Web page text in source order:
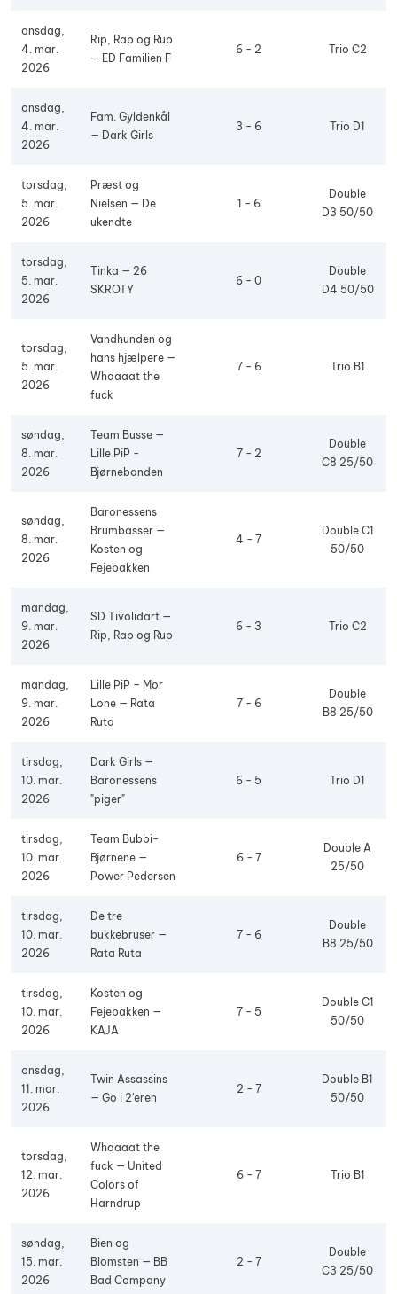
onsdag,
4. mar.
2026
Rip, Rap og Rup
— ED Familien F
6 - 2 Trio C2
onsdag,
4. mar.
2026
Fam. Gyldenkål
— Dark Girls
3 - 6 Trio D1
torsdag,
5. mar.
2026
Præst og
Nielsen — De
ukendte
1 - 6
Double
D3 50/50
torsdag,
5. mar.
2026
Tinka — 26
SKROTY
6 - 0
Double
D4 50/50
torsdag,
5. mar.
2026
Vandhunden og
hans hjælpere —
Whaaaat the
fuck
7 - 6 Trio B1
søndag,
8. mar.
2026
Team Busse —
Lille PiP -
Bjørnebanden
7 - 2
Double
C8 25/50
søndag,
8. mar.
2026
Baronessens
Brumbasser —
Kosten og
Fejebakken
4 - 7
Double C1
50/50
mandag,
9. mar.
2026
SD Tivolidart —
Rip, Rap og Rup
6 - 3 Trio C2
mandag,
9. mar.
2026
Lille PiP – Mor
Lone — Rata
Ruta
7 - 6
Double
B8 25/50
tirsdag,
10. mar.
2026
Dark Girls —
Baronessens
"piger"
6 - 5 Trio D1
tirsdag,
10. mar.
2026
Team Bubbi-
Bjørnene —
Power Pedersen
6 - 7
Double A
25/50
tirsdag,
10. mar.
2026
De tre
bukkebruser —
Rata Ruta
7 - 6
Double
B8 25/50
tirsdag,
10. mar.
2026
Kosten og
Fejebakken —
KAJA
7 - 5
Double C1
50/50
onsdag,
11. mar.
2026
Twin Assassins
— Go i 2'eren
2 - 7
Double B1
50/50
torsdag,
12. mar.
2026
Whaaaat the
fuck — United
Colors of
Harndrup
6 - 7 Trio B1
søndag,
15. mar.
2026
Bien og
Blomsten — BB
Bad Company
2 - 7
Double
C3 25/50